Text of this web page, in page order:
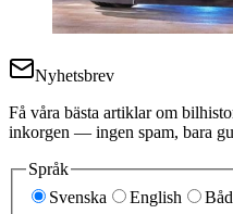
Nyhetsbrev
Få våra bästa artiklar om
inkorgen — ingen spam, bara
Språk
Svenska
English